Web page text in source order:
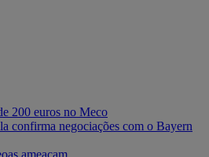
200 euros no Meco
confirma negociações com o Bayern
ameaçam